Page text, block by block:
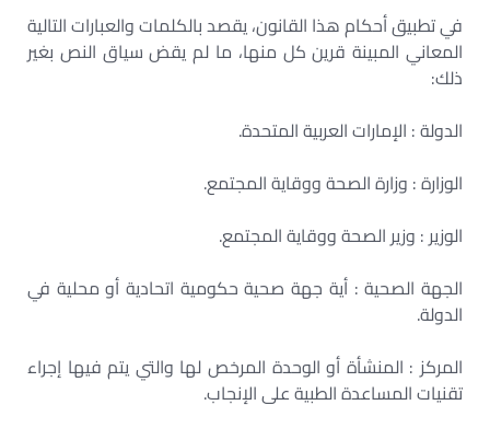
في تطبيق أحكام هذا القانون، يقصد بالكلمات والعبارات التالية
المعاني المبينة قرين كل منها، ما لم يقض سياق النص بغير
ذلك:
الدولة : الإمارات العربية المتحدة.
الوزارة : وزارة الصحة ووقاية المجتمع.
الوزير : وزير الصحة ووقاية المجتمع.
الجهة الصحية : أية جهة صحية حكومية اتحادية أو محلية في
الدولة.
المركز : المنشأة أو الوحدة المرخص لها والتي يتم فيها إجراء
تقنيات المساعدة الطبية على الإنجاب.